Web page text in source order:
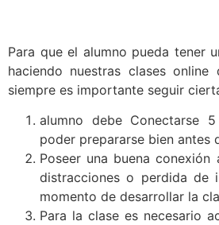
Para que el alumno pueda tener
haciendo nuestras clases
siempre es importante seguir
alumno debe Conectarse
poder prepararse bien antes
Poseer una buena
distracciones o perdida de
momento de desarrollar la
Para la clase es necesario